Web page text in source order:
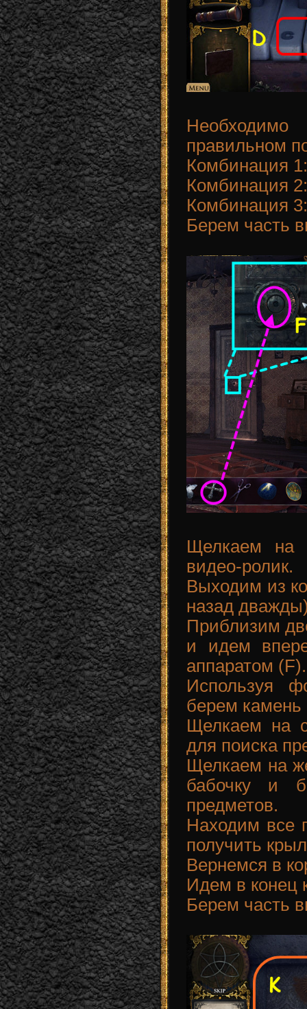
правильном
Комбинация
Комбинация
Комбинация
Берем часть
Щелкаем на
видео-ролик.
Выходим из
назад
Приблизим
и идем
аппаратом (F).
Используя
берем камень
Щелкаем на
для поиска
Щелкаем на
бабочку и
предметов.
Находим все
получить
Вернемся в
Идем в конец
Берем часть